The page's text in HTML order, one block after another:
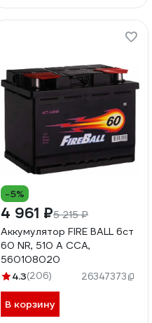
-5%
4 961 ₽5 215 ₽
Аккумулятор FIRE BALL 6ст
60 NR, 510 А CCA,
560108020
4.3(206) 26347373
В корзину